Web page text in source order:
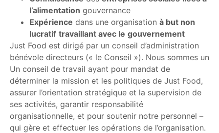
l’alimentation gouvernance
Expérience dans une organisation à but non
lucratif travaillant avec le gouvernement
Just Food est dirigé par un conseil d’administration
bénévole directeurs (« le Conseil »). Nous sommes un
Un conseil de travail ayant pour mandat de
déterminer la mission et les politiques de Just Food,
assurer l’orientation stratégique et la supervision de
ses activités, garantir responsabilité
organisationnelle, et pour soutenir notre personnel –
qui gère et effectuer les opérations de l’organisation.